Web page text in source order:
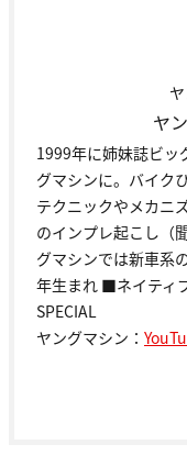
ヤ
1999年に姉妹誌ビッ
グマシンに。バイク
テクニックやメカニ
のインプレ起こし（
グマシンでは新車系
年生まれ ■ネイティ
SPECIAL
ヤングマシン：